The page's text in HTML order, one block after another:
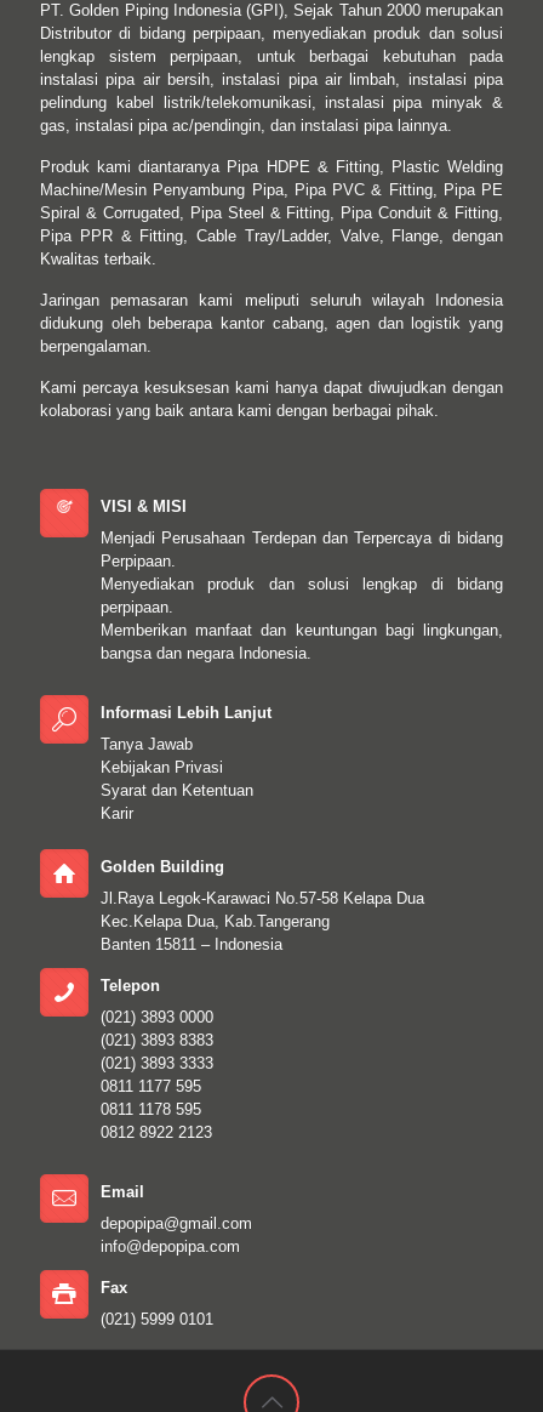
PT. Golden Piping Indonesia (GPI), Sejak Tahun 2000 merupakan
Distributor di bidang perpipaan, menyediakan produk dan solusi
lengkap sistem perpipaan, untuk berbagai kebutuhan pada
instalasi pipa air bersih, instalasi pipa air limbah, instalasi pipa
pelindung kabel listrik/telekomunikasi, instalasi pipa minyak &
gas, instalasi pipa ac/pendingin, dan instalasi pipa lainnya.
Produk kami diantaranya Pipa HDPE & Fitting, Plastic Welding
Machine/Mesin Penyambung Pipa, Pipa PVC & Fitting, Pipa PE
Spiral & Corrugated, Pipa Steel & Fitting, Pipa Conduit & Fitting,
Pipa PPR & Fitting, Cable Tray/Ladder, Valve, Flange, dengan
Kwalitas terbaik.
Jaringan pemasaran kami meliputi seluruh wilayah Indonesia
didukung oleh beberapa kantor cabang, agen dan logistik yang
berpengalaman.
Kami percaya kesuksesan kami hanya dapat diwujudkan dengan
kolaborasi yang baik antara kami dengan berbagai pihak.
VISI & MISI
Menjadi Perusahaan Terdepan dan Terpercaya di bidang
Perpipaan.
Menyediakan produk dan solusi lengkap di bidang
perpipaan.
Memberikan manfaat dan keuntungan bagi lingkungan,
bangsa dan negara Indonesia.
Informasi Lebih Lanjut
Tanya Jawab
Kebijakan Privasi
Syarat dan Ketentuan
Karir
Golden Building
Jl.Raya Legok-Karawaci No.57-58 Kelapa Dua
Kec.Kelapa Dua, Kab.Tangerang
Banten 15811 – Indonesia
Telepon
(021) 3893 0000
(021) 3893 8383
(021) 3893 3333
0811 1177 595
0811 1178 595
0812 8922 2123
Email
depopipa@gmail.com
info@depopipa.com
Fax
(021) 5999 0101